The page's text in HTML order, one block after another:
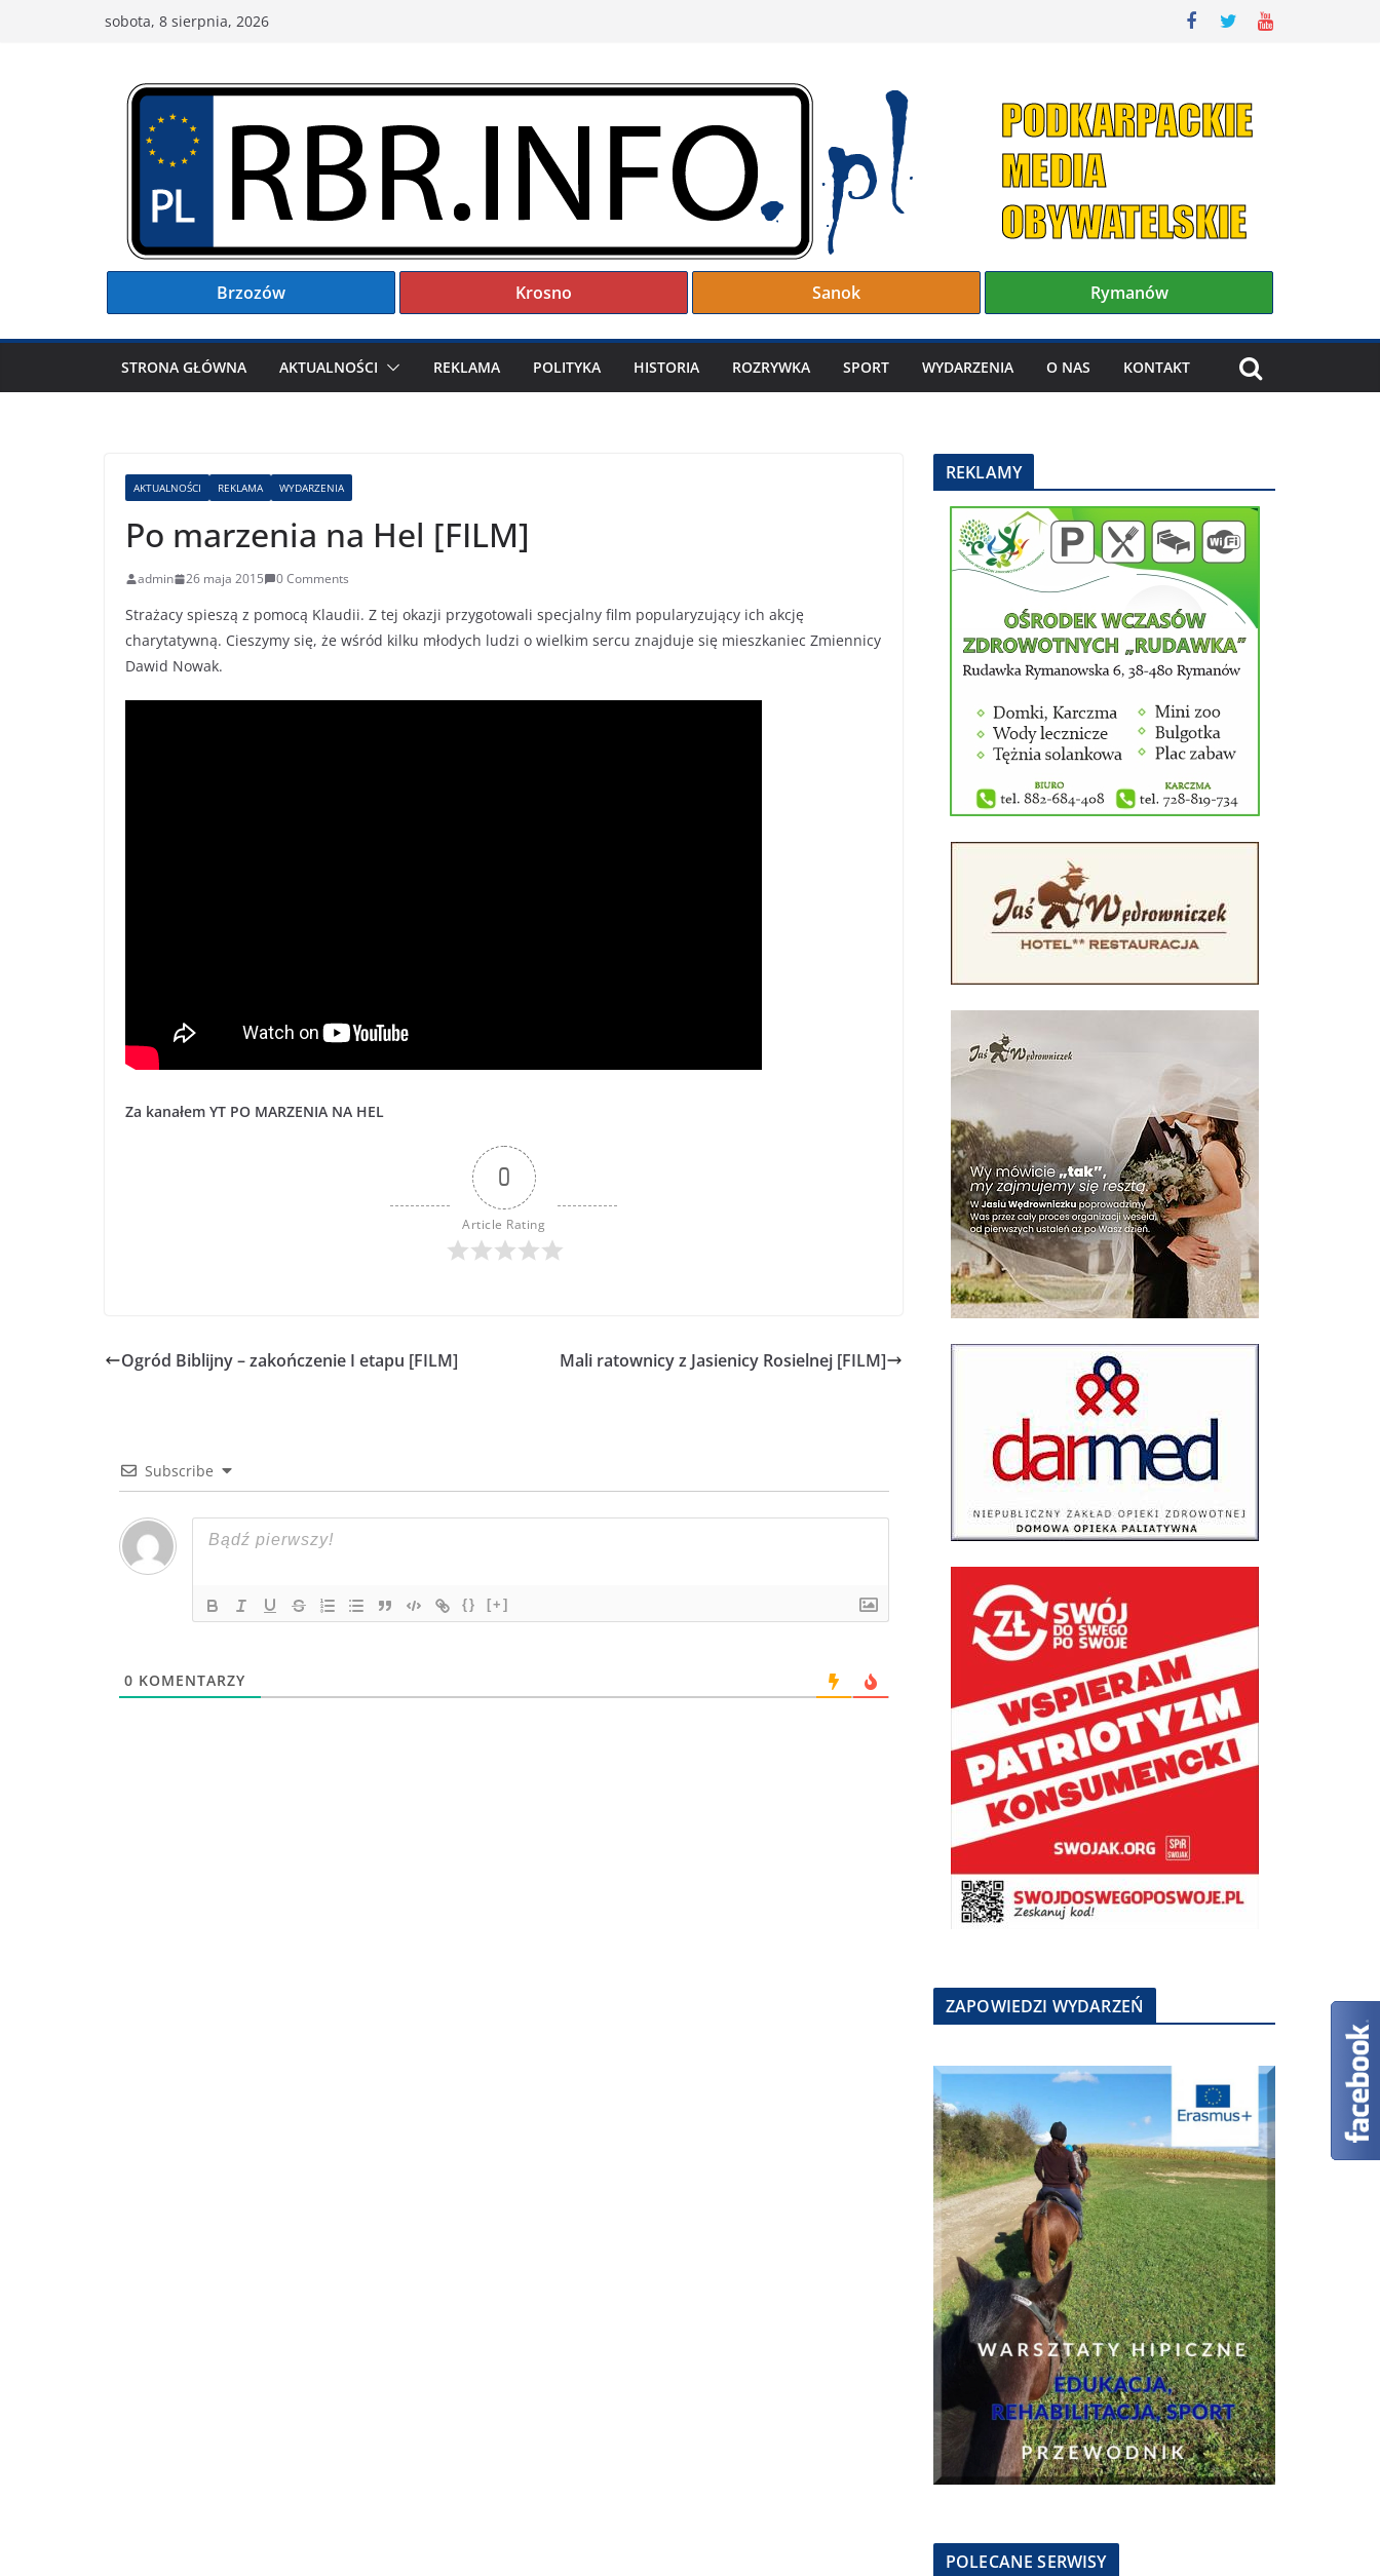
sobota, 8 sierpnia, 2026
Brzozów Krosno Sanok Rymanów
STRONA GŁÓWNA AKTUALNOŚCI REKLAMA POLITYKA HISTORIA ROZRYWKA SPORT WYDARZENIA O NAS KONTAKT
AKTUALNOŚCI REKLAMA WYDARZENIA
Po marzenia na Hel [FILM]
admin 26 maja 2015 0 Comments
Strażacy spieszą z pomocą Klaudii. Z tej okazji przygotowali specjalny film popularyzujący ich akcję
charytatywną. Cieszymy się, że wśród kilku młodych ludzi o wielkim sercu znajduje się mieszkaniec Zmiennicy
Dawid Nowak.
Za kanałem YT PO MARZENIA NA HEL
0
Article Rating
Ogród Biblijny – zakończenie I etapu [FILM] Mali ratownicy z Jasienicy Rosielnej [FILM]
Subscribe
{} [+]
0 KOMENTARZY
REKLAMY
ZAPOWIEDZI WYDARZEŃ
POLECANE SERWISY